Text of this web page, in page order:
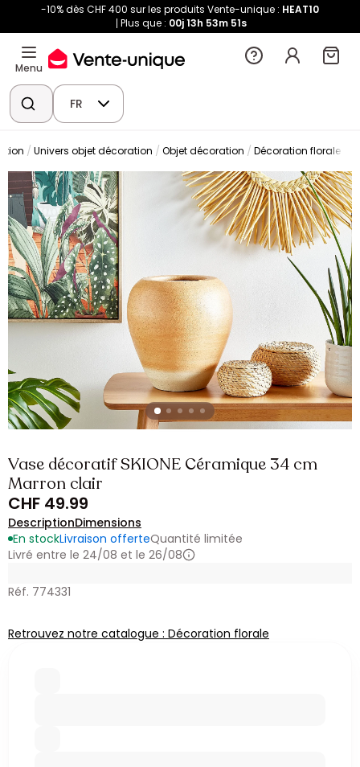
-10% dès CHF 400 sur les produits Vente-unique : HEAT10
Plus que : 00j 13h 53m 50s
Menu
FR
Univers objet décoration Objet décoration Décoration florale
Vase décoratif SKIONE Céramique 34 cm
Marron clair
CHF 49.99
DescriptionDimensions
En stockLivraison offerteQuantité limitée
Livré entre le 24/08 et le 26/08
Réf. 774331
Retrouvez notre catalogue : Décoration florale